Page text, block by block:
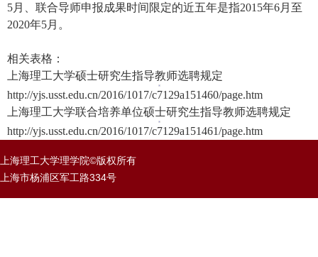
5月、联合导师申报成果时间限定的近五年是指2015年6月至
2020年5月。
相关表格：
上海理工大学硕士研究生指导教师选聘规定
http://yjs.usst.edu.cn/2016/1017/c7129a151460/page.htm
上海理工大学联合培养单位硕士研究生指导教师选聘规定
http://yjs.usst.edu.cn/2016/1017/c7129a151461/page.htm
上海理工大学理学院©版权所有
上海市杨浦区军工路334号